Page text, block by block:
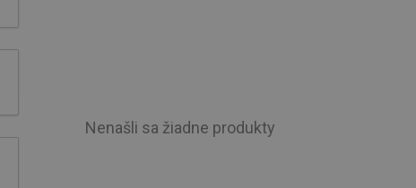
Nenašli sa žiadne produkty